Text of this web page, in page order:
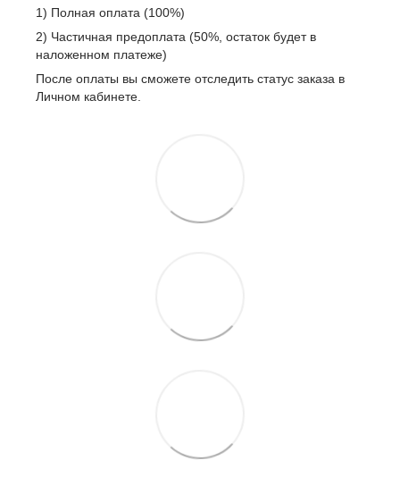
1) Полная оплата (100%)
2) Частичная предоплата (50%, остаток будет в
наложенном платеже)
После оплаты вы сможете отследить статус заказа в
Личном кабинете.